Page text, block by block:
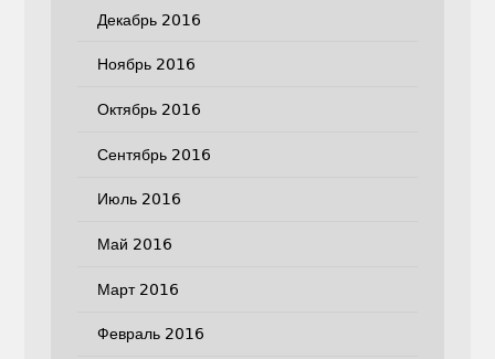
Декабрь 2016
Ноябрь 2016
Октябрь 2016
Сентябрь 2016
Июль 2016
Май 2016
Март 2016
Февраль 2016